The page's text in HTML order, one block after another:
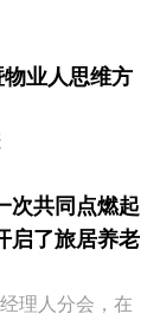
业人思维方
次共同点燃起
启了旅居养老
理人分会，在